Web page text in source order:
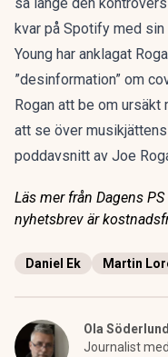
kvar på Spotify med sin
Young har anklagat
”desinformation” om
Rogan att be om ursäkt
att se över
poddavsnitt av Joe
Läs mer från Dagens PS
nyhetsbrev är
Daniel Ek Martin
Ola Söderlund
Journalist